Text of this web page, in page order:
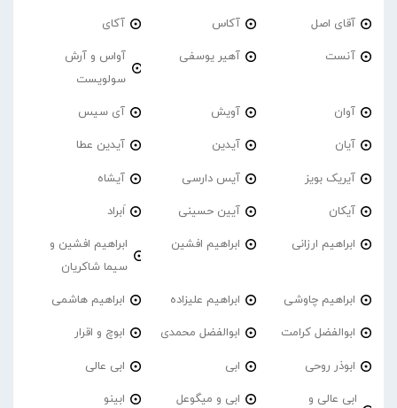
آقای اصل آکاس آکای
آنست آهیر یوسفی
آواس و آرش
سولویست
آوان آویش آی سیس
آیان آیدین آیدین عطا
آیریک بویز آیس دارسی آیشاه
آیکان آیین حسینی اَبراد
ابراهیم ارزانی ابراهیم افشین
ابراهیم افشین و
سیما شاکریان
ابراهیم چاوشی ابراهیم علیزاده ابراهیم هاشمی
ابوالفضل کرامت ابوالفضل محمدی ابوچ و اقرار
ابوذر روحی ابی ابی عالی
ابی عالی و
ابی و میگوعل ابینو